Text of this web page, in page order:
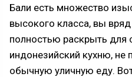
Бали есть множество
высокого класса, вы
полностью раскрыть для
индонезийский кухню, не
обычную уличную еду.